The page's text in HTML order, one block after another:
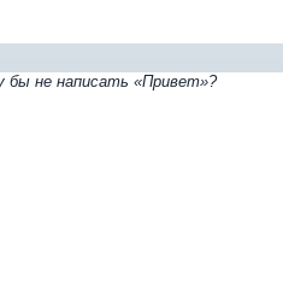
бы не написать «Привет»?